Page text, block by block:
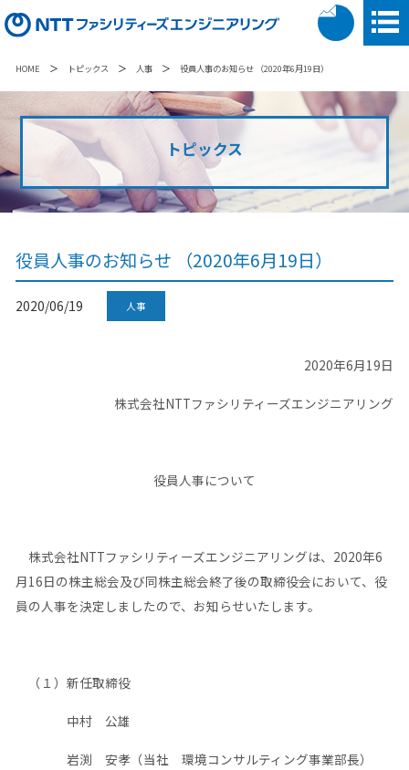
HOME ＞ トピックス ＞ 人事 ＞ 役員人事のお知らせ （2020年6月19日）
トピックス
役員人事のお知らせ （2020年6月19日）
2020/06/19 人事
2020年6月19日
株式会社NTTファシリティーズエンジニアリング
役員人事について
株式会社NTTファシリティーズエンジニアリングは、2020年6
月16日の株主総会及び同株主総会終了後の取締役会において、役
員の人事を決定しましたので、お知らせいたします。
（１）新任取締役
中村 公雄
岩渕 安孝（当社 環境コンサルティング事業部長）